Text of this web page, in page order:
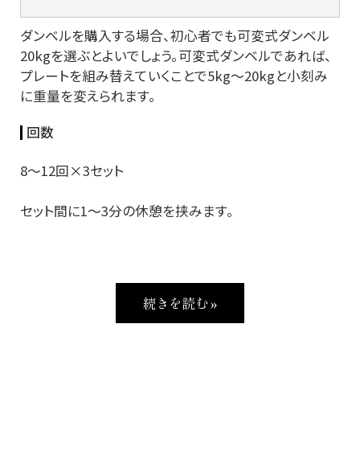
ダンベルを購入する場合、初心者でも可変式ダンベル
20kgを選ぶとよいでしょう。可変式ダンベルであれば、
プレートを組み替えていくことで5kg～20kgと小刻み
に重量を変えられます。
回数
8～12回×3セット
セット間に1～3分の休憩を挟みます。
続きを読む »